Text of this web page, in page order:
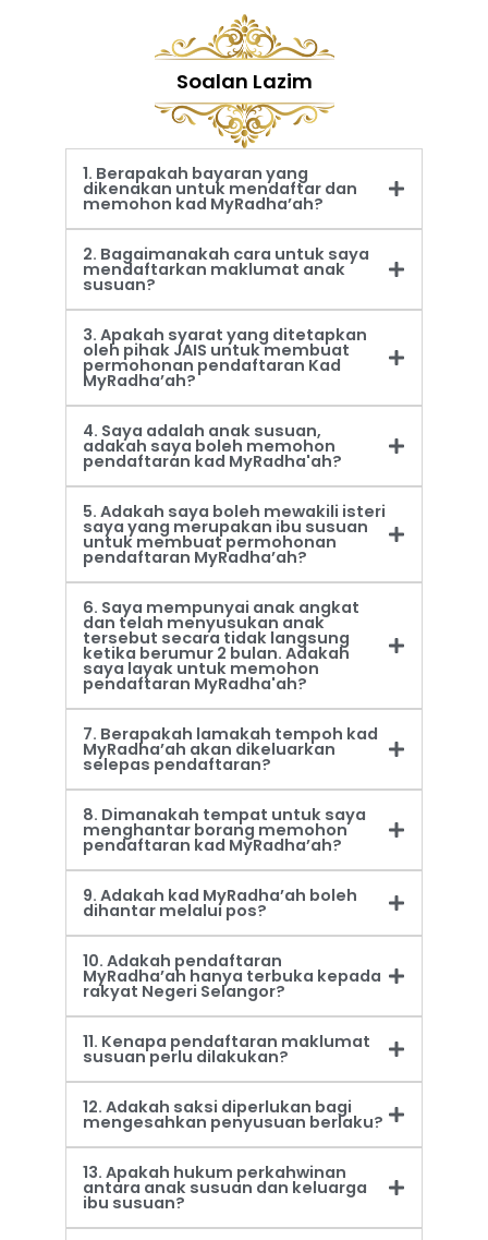
Soalan Lazim
1. Berapakah bayaran yang
dikenakan untuk mendaftar dan
memohon kad MyRadha’ah?
2. Bagaimanakah cara untuk saya
mendaftarkan maklumat anak
susuan?
3. Apakah syarat yang ditetapkan
oleh pihak JAIS untuk membuat
permohonan pendaftaran Kad
MyRadha’ah?
4. Saya adalah anak susuan,
adakah saya boleh memohon
pendaftaran kad MyRadha'ah?
5. Adakah saya boleh mewakili isteri
saya yang merupakan ibu susuan
untuk membuat permohonan
pendaftaran MyRadha’ah?
6. Saya mempunyai anak angkat
dan telah menyusukan anak
tersebut secara tidak langsung
ketika berumur 2 bulan. Adakah
saya layak untuk memohon
pendaftaran MyRadha'ah?
7. Berapakah lamakah tempoh kad
MyRadha’ah akan dikeluarkan
selepas pendaftaran?
8. Dimanakah tempat untuk saya
menghantar borang memohon
pendaftaran kad MyRadha’ah?
9. Adakah kad MyRadha’ah boleh
dihantar melalui pos?
10. Adakah pendaftaran
MyRadha’ah hanya terbuka kepada
rakyat Negeri Selangor?
11. Kenapa pendaftaran maklumat
susuan perlu dilakukan?
12. Adakah saksi diperlukan bagi
mengesahkan penyusuan berlaku?
13. Apakah hukum perkahwinan
antara anak susuan dan keluarga
ibu susuan?